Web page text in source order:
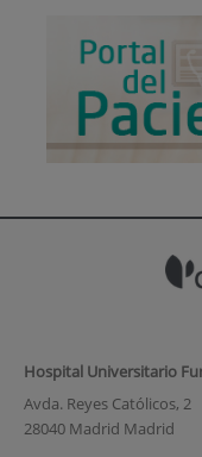
Hospital Universitario
Avda. Reyes Católicos, 2
28040 Madrid Madrid